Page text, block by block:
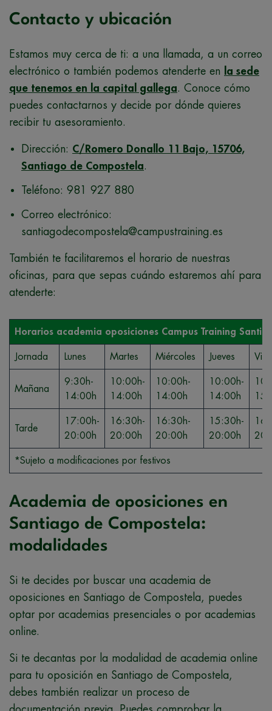
Contacto y ubicación
Estamos muy cerca de ti: a una llamada, a un correo
electrónico o también podemos atenderte en
la sede
que tenemos en la capital gallega. Conoce cómo
puedes contactarnos y decide por dónde quieres
recibir tu asesoramiento.
Dirección: C/Romero Donallo 11 Bajo, 15706,
Santiago de Compostela.
Teléfono: 981 927 880
Correo electrónico:
santiagodecompostela@campustraining.es
También te facilitaremos el horario de nuestras
oficinas, para que sepas cuándo estaremos ahí para
atenderte:
Horarios academia oposiciones Campus Training
Jornada Lunes Martes Miércoles Jueves
Mañana
9:30h-
14:00h
10:00h-
14:00h
10:00h-
14:00h
10:00h-
14:00h
Tarde
17:00h-
20:00h
16:30h-
20:00h
16:30h-
20:00h
15:30h-
20:00h
*Sujeto a modificaciones por festivos
Academia de oposiciones en
Santiago de Compostela:
modalidades
Si te decides por buscar una academia de
oposiciones en Santiago de Compostela, puedes
optar por academias presenciales o por academias
online.
Si te decantas por la modalidad de academia online
para tu oposición en Santiago de Compostela,
debes también realizar un proceso de